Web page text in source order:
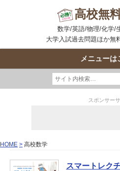
高校無
数学/英語/物理/化学/
大学入試過去問題ほか無
メニューは
スポンサー
HOME 高校数学
スマートレク